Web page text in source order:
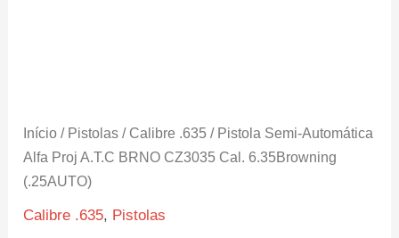
Início / Pistolas / Calibre .635 / Pistola Semi-Automática
Alfa Proj A.T.C BRNO CZ3035 Cal. 6.35Browning
(.25AUTO)
Calibre .635, Pistolas